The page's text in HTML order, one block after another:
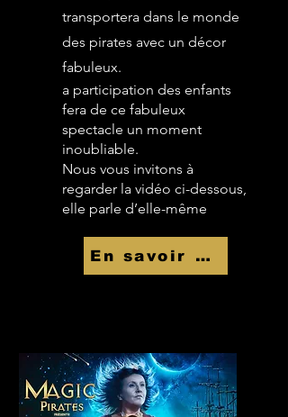
transportera dans le monde
des pirates avec un décor
fabuleux.
a participation des enfants
fera de ce fabuleux
spectacle un moment
inoubliable.
Nous vous invitons à
regarder la vidéo ci-dessous,
elle parle d’elle-même
En savoir Plus